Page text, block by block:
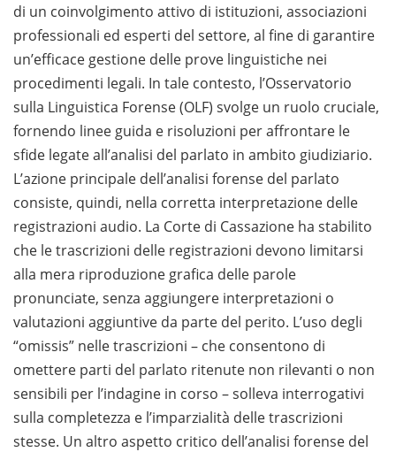
di un coinvolgimento attivo di istituzioni, associazioni
professionali ed esperti del settore, al fine di garantire
un’efficace gestione delle prove linguistiche nei
procedimenti legali. In tale contesto, l’Osservatorio
sulla Linguistica Forense (OLF) svolge un ruolo cruciale,
fornendo linee guida e risoluzioni per affrontare le
sfide legate all’analisi del parlato in ambito giudiziario.
L’azione principale dell’analisi forense del parlato
consiste, quindi, nella corretta interpretazione delle
registrazioni audio. La Corte di Cassazione ha stabilito
che le trascrizioni delle registrazioni devono limitarsi
alla mera riproduzione grafica delle parole
pronunciate, senza aggiungere interpretazioni o
valutazioni aggiuntive da parte del perito. L’uso degli
“omissis” nelle trascrizioni – che consentono di
omettere parti del parlato ritenute non rilevanti o non
sensibili per l’indagine in corso – solleva interrogativi
sulla completezza e l’imparzialità delle trascrizioni
stesse. Un altro aspetto critico dell’analisi forense del